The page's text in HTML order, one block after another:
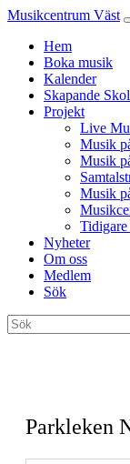
Musikcentrum Väst
Hem
Boka musik
Kalender
Skapande
Projekt
Live
Musik
Musik
Musik
Nyheter
Om oss
Medlem
Sök
Parkleken